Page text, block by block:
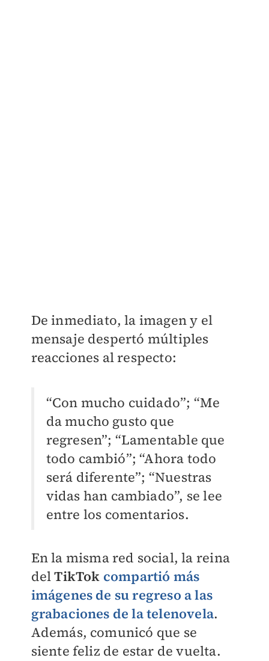
De inmediato, la imagen y el
mensaje despertó múltiples
reacciones al respecto:
“Con mucho cuidado”; “Me
da mucho gusto que
regresen”; “Lamentable que
todo cambió”; “Ahora todo
será diferente”; “Nuestras
vidas han cambiado”, se lee
entre los comentarios.
En la misma red social, la reina
delTikTok compartió más
imágenes de su regreso a las
grabaciones de la telenovela.
Además, comunicó que se
siente feliz de estar de vuelta.